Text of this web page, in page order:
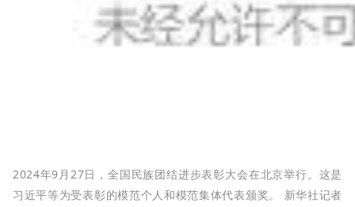
2024年9月27日，全国民族团结进步表彰大会在北京举行。这是
习近平等为受表彰的模范个人和模范集体代表颁奖。 新华社记者